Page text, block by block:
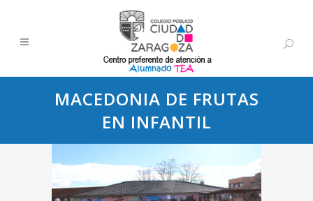
MACEDONIA DE FRUTAS
EN INFANTIL